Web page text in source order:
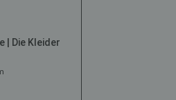
| Die Kleider